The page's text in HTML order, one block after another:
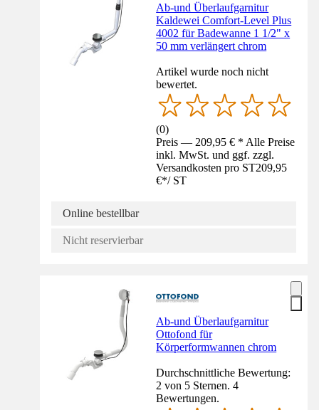
Ab-und Überlaufgarnitur
Kaldewei Comfort-Level Plus
4002 für Badewanne 1 1/2" x
50 mm verlängert chrom
Artikel wurde noch nicht
bewertet.
(0)
Preis — 209,95 € * Alle Preise
inkl. MwSt. und ggf. zzgl.
Versandkosten pro ST209,95
€*/ ST
Online bestellbar
Nicht reservierbar
Ab-und Überlaufgarnitur
Ottofond für
Körperformwannen chrom
Durchschnittliche Bewertung:
2 von 5 Sternen. 4
Bewertungen.